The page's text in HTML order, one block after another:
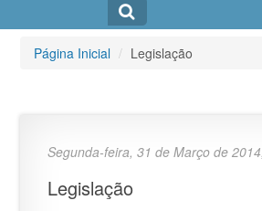
Área
Pública
Página Inicial / Legislação
Segunda-feira, 31 de Março de 2014
Legislação